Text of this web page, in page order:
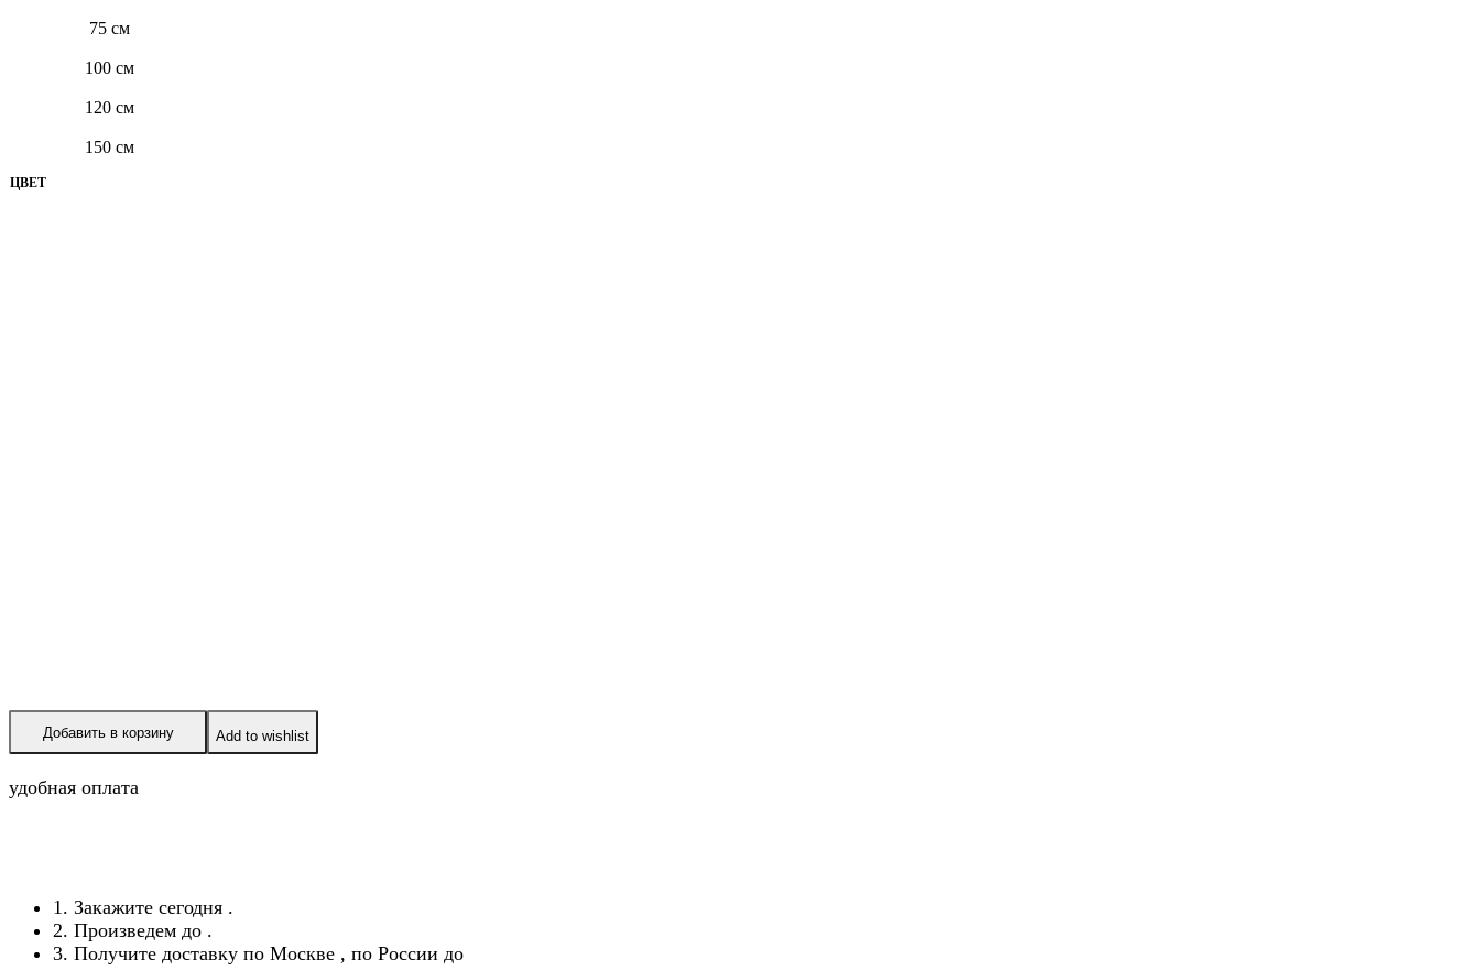
75 см
100 см
120 см
150 см
ЦВЕТ
Добавить в корзину Add to wishlist
удобная оплата
1. Закажите сегодня .
2. Произведем до .
3. Получите доставку по Москве , по России до